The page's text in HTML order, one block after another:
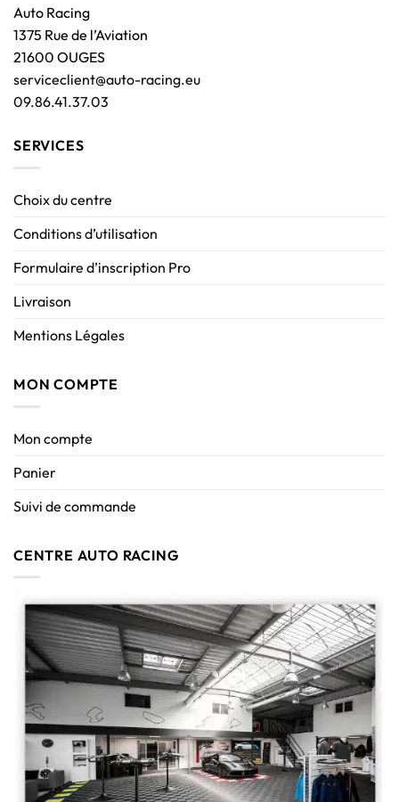
Auto Racing
1375 Rue de l’Aviation
21600 OUGES
serviceclient@auto-racing.eu
09.86.41.37.03
SERVICES
Choix du centre
Conditions d’utilisation
Formulaire d’inscription Pro
Livraison
Mentions Légales
MON COMPTE
Mon compte
Panier
Suivi de commande
CENTRE AUTO RACING